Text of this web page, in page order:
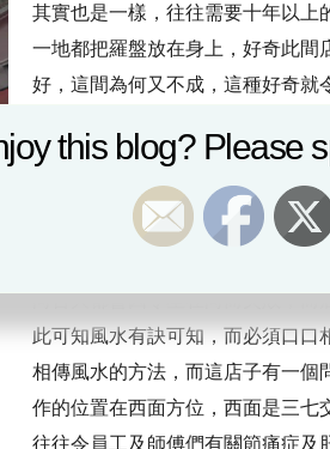
其實也是一樣，往往需要十年以上
一地都把羅盤放在身上，好奇此間
好，這間為何又不成，這種好奇就
店，花園街的坐向是坐東向西及坐
而餅店是1962年起建完成，為中元
房子，店子長形，收東西兩氣，山
向首大都會因令星在向而失敗，而
此可知風水有訣可知，而必須口口
相傳風水的方法，而這店子有一個
作的位置在西面方位，西面是三七
往往令員工及師傅們有關節痛症及
this blog? Please